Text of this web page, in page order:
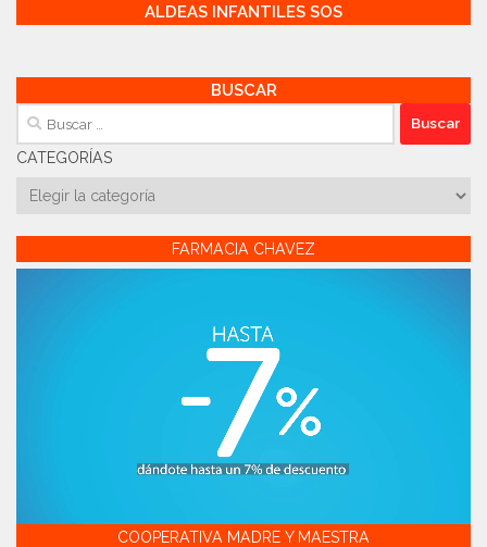
ALDEAS INFANTILES SOS
BUSCAR
Buscar:
CATEGORÍAS
Categorías
FARMACIA CHAVEZ
COOPERATIVA MADRE Y MAESTRA